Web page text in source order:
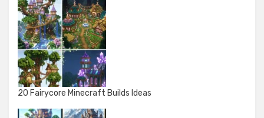
20 Fairycore Minecraft Builds Ideas